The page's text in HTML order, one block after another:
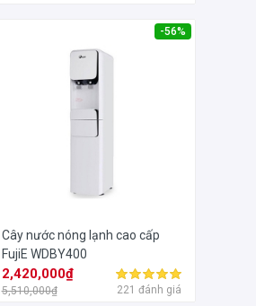
-56%
Cây nước nóng lạnh cao cấp
FujiE WDBY400
2,420,000₫
5,510,000₫ 221 đánh giá